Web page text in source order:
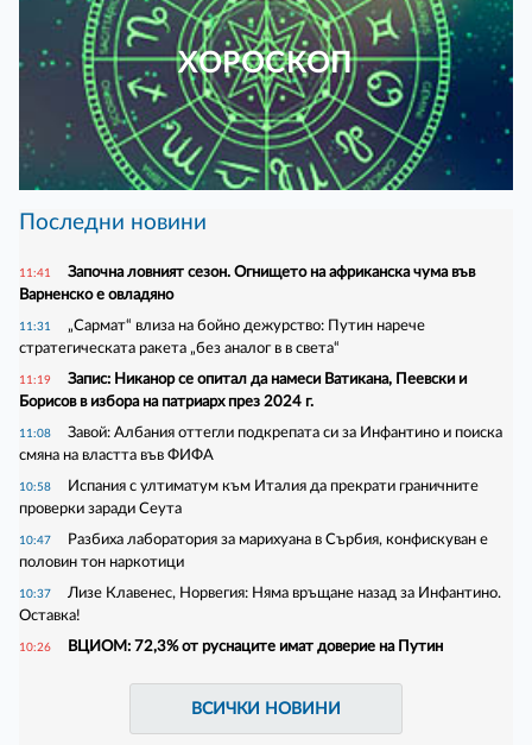
ХОРОСКОП
Последни новини
11:41
Започна ловният сезон. Огнището на африканска чума във
Варненско е овладяно
11:31
„Сармат“ влиза на бойно дежурство: Путин нарече
стратегическата ракета „без аналог в в света“
11:19
Запис: Никанор се опитал да намеси Ватикана, Пеевски и
Борисов в избора на патриарх през 2024 г.
11:08
Завой: Албания оттегли подкрепата си за Инфантино и поиска
смяна на властта във ФИФА
10:58
Испания с ултиматум към Италия да прекрати граничните
проверки заради Сеута
10:47
Разбиха лаборатория за марихуана в Сърбия, конфискуван е
половин тон наркотици
10:37
Лизе Клавенес, Норвегия: Няма връщане назад за Инфантино.
Оставка!
10:26 ВЦИОМ: 72,3% от руснаците имат доверие на Путин
ВСИЧКИ НОВИНИ